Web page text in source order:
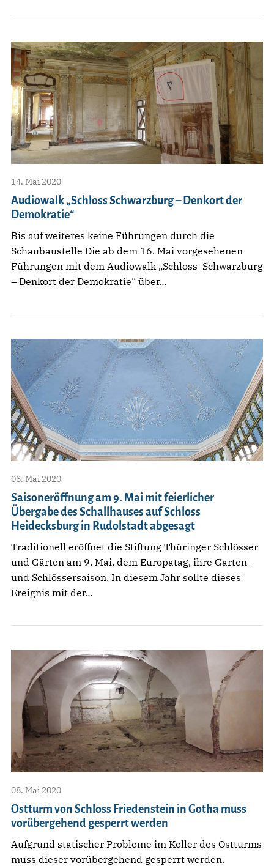
14. Mai 2020
Audiowalk „Schloss Schwarzburg – Denkort der
Demokratie“
Bis auf weiteres keine Führungen durch die
Schaubaustelle Die ab dem 16. Mai vorgesehenen
Führungen mit dem Audiowalk „Schloss Schwarzburg
– Denkort der Demokratie“ über…
08. Mai 2020
Saisoneröffnung am 9. Mai mit feierlicher
Übergabe des Schallhauses auf Schloss
Heidecksburg in Rudolstadt abgesagt
Traditionell eröffnet die Stiftung Thüringer Schlösser
und Gärten am 9. Mai, dem Europatag, ihre Garten-
und Schlössersaison. In diesem Jahr sollte dieses
Ereignis mit der…
08. Mai 2020
Ostturm von Schloss Friedenstein in Gotha muss
vorübergehend gesperrt werden
Aufgrund statischer Probleme im Keller des Ostturms
muss dieser vorübergehend gesperrt werden.